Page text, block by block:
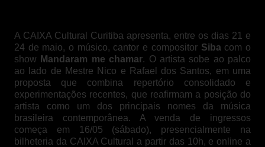
A CAIXA Cultural Curitiba apresenta, entre os dias 21 e
24 de maio, o músico, cantor e compositor Siba com o
show Mandaram me chamar. O artista sobe ao palco
ao lado de Mestre Nico e Rafael dos Santos, em uma
proposta que combina repertório consolidado e
experimentações recentes, que reafirmam a posição do
artista como um dos principais nomes da música
brasileira contemporânea. A venda de ingressos
começa em 16/05 (sábado), presencialmente na
bilheteria da CAIXA Cultural a partir das 10h, e online a